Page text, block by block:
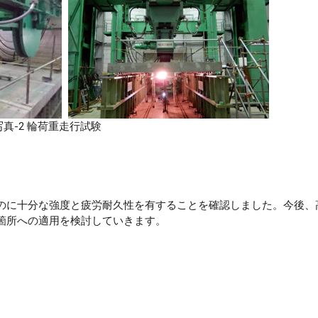
真-2 輪荷重走行試験
十分な強度と疲労耐久性を有することを確認しました。今後、
への適用を検討していきます。